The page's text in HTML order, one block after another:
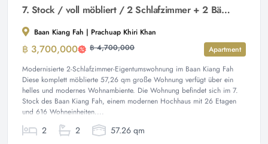
7. Stock / voll möbliert / 2 Schlafzimmer + 2 Bäder
Baan Kiang Fah | Prachuap Khiri Khan
฿ 3,700,000 ฿ 4,700,000
Apartment
Modernisierte 2-Schlafzimmer-Eigentumswohnung im Baan Kiang Fah
Diese komplett möblierte 57,26 qm große Wohnung verfügt über ein
helles und modernes Wohnambiente. Die Wohnung befindet sich im 7.
Stock des Baan Kiang Fah, einem modernen Hochhaus mit 26 Etagen
und 616 Wohneinheiten....
2 2 57.26 qm